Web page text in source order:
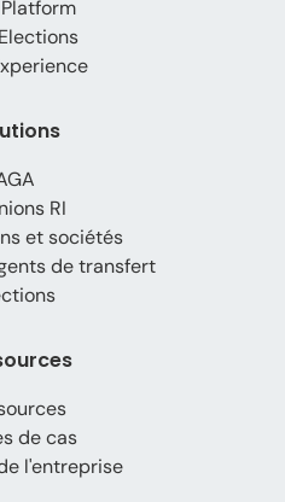
RI
et sociétés
de transfert
de cas
l'entreprise